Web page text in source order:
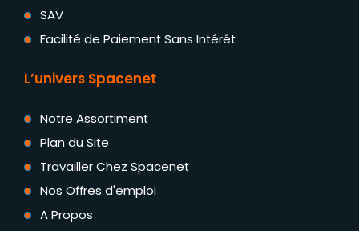
SAV
Facilité de Paiement Sans Intérêt
L’univers Spacenet
Notre Assortiment
Plan du Site
Travailler Chez Spacenet
Nos Offres d'emploi
A Propos